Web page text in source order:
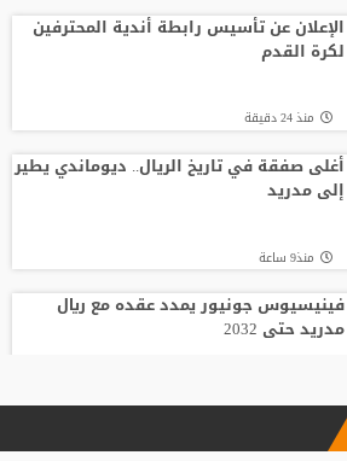
الإعلان عن تأسيس رابطة أندية المحترفين
لكرة القدم
منذ 24 دقيقة
أغلى صفقة في تاريخ الريال.. ديوماندي يطير
إلى مدريد
منذ9 ساعة
فينيسيوس جونيور يمدد عقده مع ريال
مدريد حتى 2032
بعد رفض السعودية.. نادٍ فرنسي يتوصل